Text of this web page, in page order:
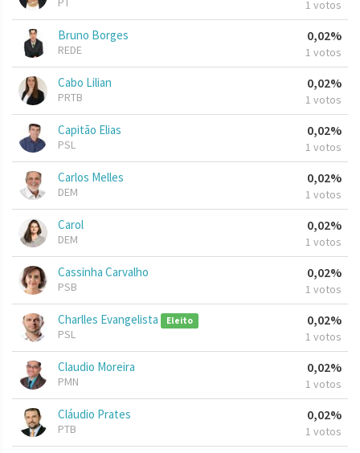
1 votos
Bruno Borges
REDE
0,02%
1 votos
Cabo Lilian
PRTB
0,02%
1 votos
Capitão Elias
PSL
0,02%
1 votos
Carlos Melles
DEM
0,02%
1 votos
Carol
DEM
0,02%
1 votos
Cassinha Carvalho
PSB
0,02%
1 votos
Charlles Evangelista Eleito
PSL
0,02%
1 votos
Claudio Moreira
PMN
0,02%
1 votos
Cláudio Prates
PTB
0,02%
1 votos